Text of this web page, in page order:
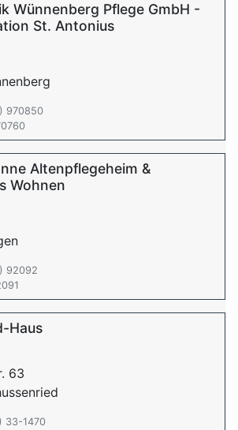
Wünnenberg Pflege GmbH -
St. Antonius
970850
Altenpflegeheim &
Wohnen
92092
Haus
63
33-1470